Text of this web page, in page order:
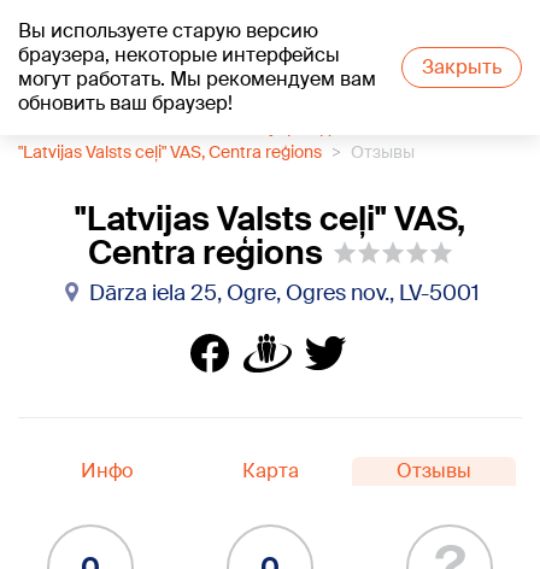
Вы используете старую версию
браузера, некоторые интерфейсы
могут работать. Мы рекомендуем вам
обновить ваш браузер!
Закрыть
+19°C
"Latvijas Valsts ceļi" VAS, Centra reģions
Отзывы
"Latvijas Valsts ceļi" VAS,
Centra reģions
Dārza iela 25, Ogre, Ogres nov., LV-5001
Инфо Карта Отзывы